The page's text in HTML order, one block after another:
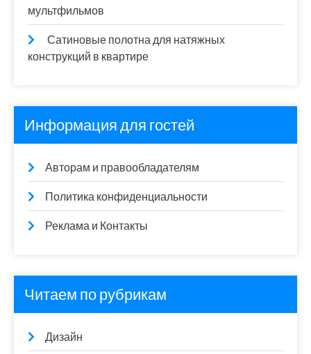
мультфильмов
Сатиновые полотна для натяжных
конструкций в квартире
Информация для гостей
Авторам и правообладателям
Политика конфиденциальности
Реклама и Контакты
Читаем по рубрикам
Дизайн